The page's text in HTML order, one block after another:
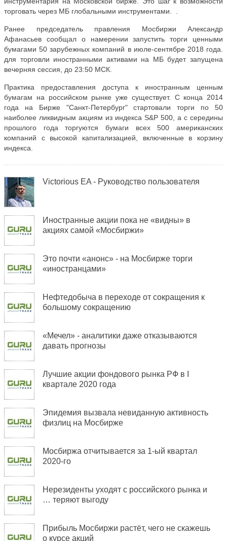
торговать через МБ глобальными инструментами. .
Ранее председатель правления Мосбиржи Александр
Афанасьев сообщал о намерении запустить торги ценными
бумагами 50 зарубежных компаний в июле-сентябре 2018 года.
для торговли иностранными активами на МБ будет запущена
вечерняя сессия, до 23:50 МСК.
Практика предоставления доступа к иностранным ценным
бумагам на российском рынке уже существует. С конца 2014
года на Бирже "Санкт-Петербург" стартовали торги по 50
наиболее ликвидным акциям из индекса S&P 500, а с середины
прошлого года торгуются бумаги всех 500 американских
компаний с высокой капитализацией, включенные в корзину
индекса.
Victorious EA - Руководство пользователя
Иностранные акции пока не «видны» в
акциях самой «Мосбиржи»
Это почти «анонс» - на Мосбирже торги
«иностранцами»
Нефтедобыча в переходе от сокращения к
большому сокращению
«Мечел» - аналитики даже отказываются
давать прогнозы
Лучшие акции фондового рынка РФ в I
квартале 2020 года
Эпидемия вызвала невиданную активность
физлиц на Мосбирже
Мосбиржа отчитывается за 1-ый квартал
2020-го
Нерезиденты уходят с российского рынка и
… теряют выгоду
Прибыль Мосбиржи растёт, чего не скажешь
о курсе акций